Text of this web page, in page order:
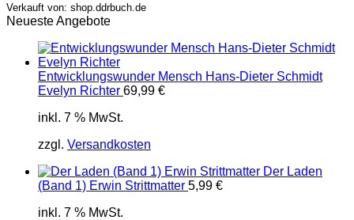
Verkauft von: shop.ddrbuch.de
Neueste Angebote
Entwicklungswunder Mensch Hans-Dieter Schmidt
Evelyn Richter 69,99 €
inkl. 7 % MwSt.
zzgl. Versandkosten
Der Laden
(Band 1) Erwin Strittmatter 5,99 €
inkl. 7 % MwSt.